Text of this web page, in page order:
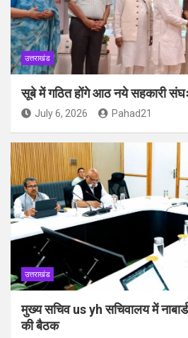
उत्तराखंड
सूबे में गठित होंगे आठ नये सहकारी
July 6, 2026 Pahad21
उत्तराखंड
मुख्य सचिव us yh सचिवालय में
की बैठक